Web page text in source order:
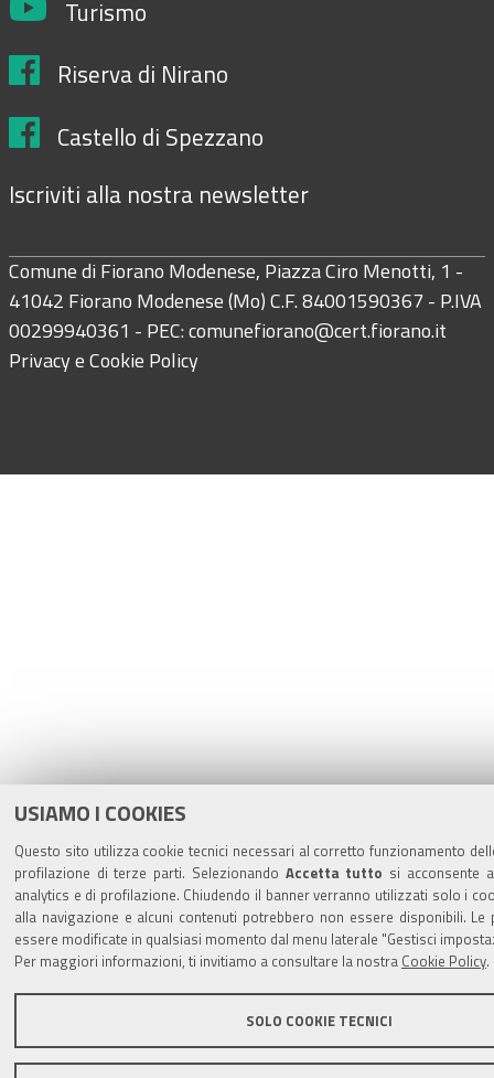
USIAMO I COOKIES
Questo sito utilizza cookie tecnici necessari al corretto funzionamento
profilazione di terze parti. Selezionando Accetta tutto si acconsente
analytics e di profilazione. Chiudendo il banner verranno utilizzati solo i
alla navigazione e alcuni contenuti potrebbero non essere disponibili.
essere modificate in qualsiasi momento dal menu laterale "Gestisci
Per maggiori informazioni, ti invitiamo a consultare la nostra Cookie Policy.
SOLO COOKIE TECNICI
Turismo
Riserva di Nirano
Castello di Spezzano
Iscriviti alla nostra newsletter
Comune di Fiorano Modenese, Piazza Ciro Menotti, 1 -
41042 Fiorano Modenese (Mo) C.F. 84001590367 - P.IVA
00299940361 - PEC:comunefiorano@cert.fiorano.it
Privacy e Cookie Policy